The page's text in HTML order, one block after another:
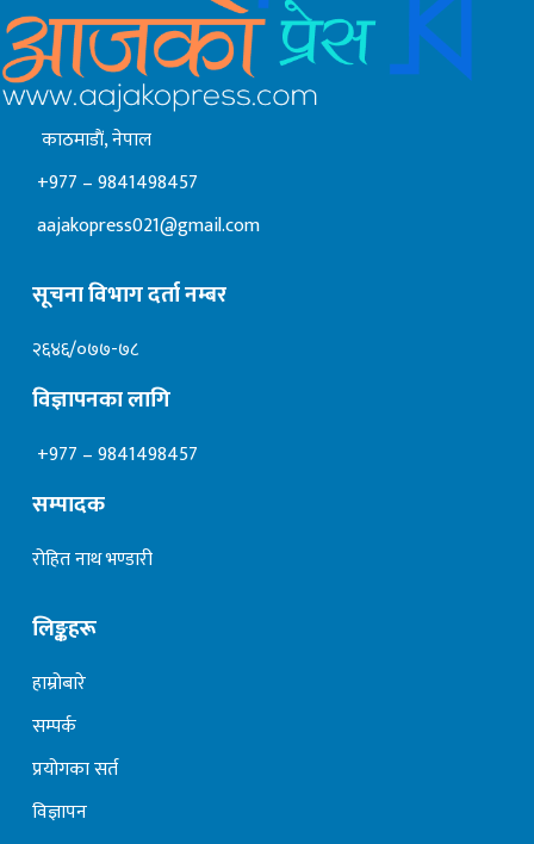
काठमाडाैं, नेपाल
+977 – 9841498457
aajakopress021@gmail.com
सूचना विभाग दर्ता नम्बर
२६४६/०७७-७८
विज्ञापनका लागि
+977 – 9841498457
सम्पादक
रोहित नाथ भण्डारी
लिङ्कहरू
हाम्रोबारे
सम्पर्क
प्रयोगका सर्त
विज्ञापन